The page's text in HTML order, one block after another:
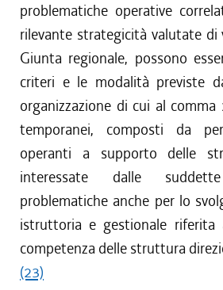
problematiche operative
rilevante strategicità valutate
Giunta regionale, possono
criteri e le modalità previste
organizzazione di cui al
temporanei, composti da
operanti a supporto delle
interessate dalle
problematiche anche per lo
istruttoria e gestionale riferita
competenza delle struttura
(23)